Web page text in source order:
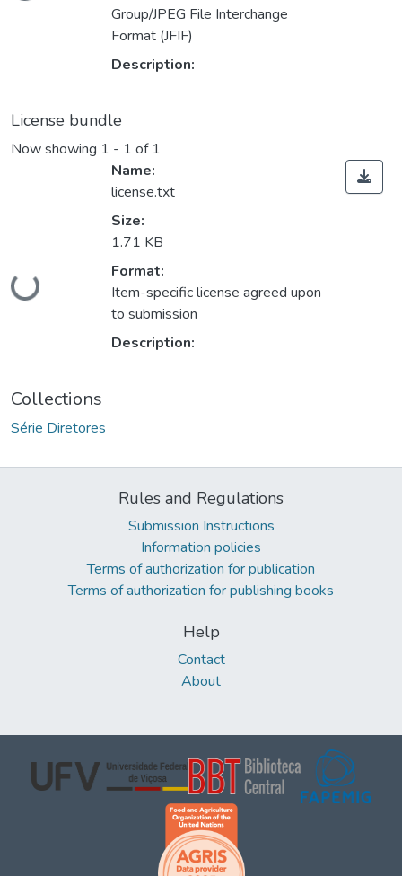
Group/JPEG File Interchange
Format (JFIF)
Description:
License bundle
Now showing 1 - 1 of 1
Loading...
Name:
license.txt
Size:
1.71 KB
Format:
Item-specific license agreed upon
to submission
Description:
Collections
Série Diretores
Rules and Regulations
Submission Instructions
Information policies
Terms of authorization for publication
Terms of authorization for publishing books
Help
Contact
About